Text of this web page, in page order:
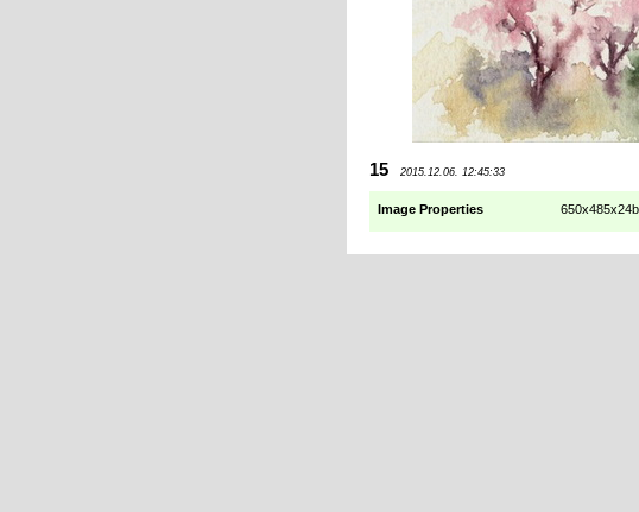
15 2015.12.06. 12:45:33
Image Properties 650x485x24b